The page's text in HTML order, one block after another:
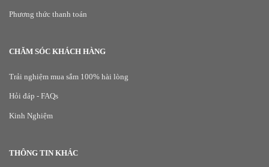
Phương thức thanh toán
CHĂM SÓC KHÁCH HÀNG
Trải nghiệm mua sắm 100% hài lòng
Hỏi đáp - FAQs
Kinh Nghiệm
THÔNG TIN KHÁC